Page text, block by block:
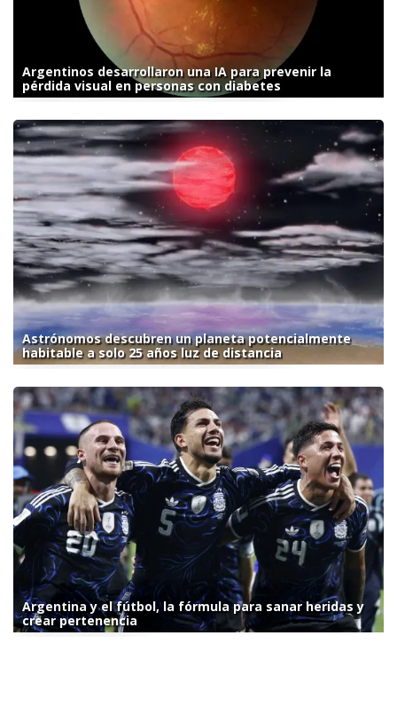
Argentinos desarrollaron una IA para prevenir la
pérdida visual en personas con diabetes
Astrónomos descubren un planeta potencialmente
habitable a solo 25 años luz de distancia
Argentina y el fútbol, la fórmula para sanar heridas y
crear pertenencia